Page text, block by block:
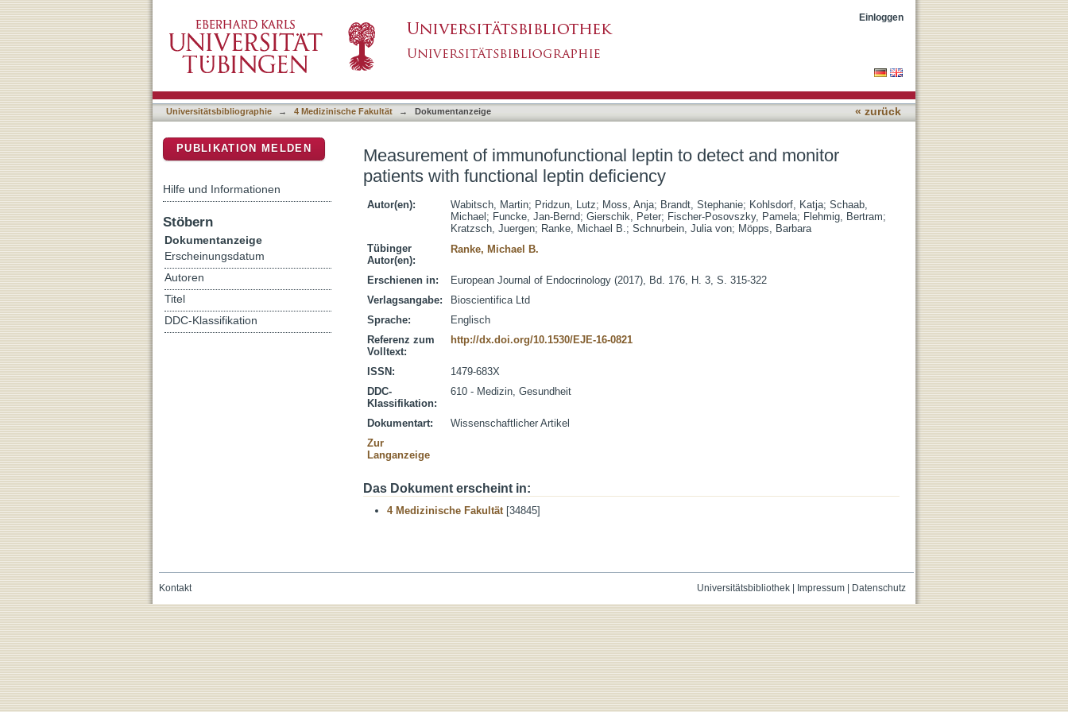
deficiency
Einloggen
Universitätsbibliographie → 4 Medizinische Fakultät → Dokumentanzeige « zurück
Measurement of immunofunctional leptin to detect and monitor
patients with functional leptin deficiency
Autor(en): Wabitsch, Martin; Pridzun, Lutz; Moss, Anja; Brandt, Stephanie; Kohlsdorf, Katja; Schaab,
Michael ; Funcke, Jan-Bernd; Gierschik, Peter; Fischer-Posovszky, Pamela; Flehmig, Bertram;
Kratzsch, Juergen; Ranke, Michael B.; Schnurbein, Julia von; Möpps, Barbara
Tübinger
Autor(en):
Ranke, Michael B.
Erschienen in:
European Journal of Endocrinology (2017), Bd. 176, H. 3, S. 315-322
Verlagsangabe:
Bioscientifica Ltd
Sprache:
Englisch
Referenz zum
Volltext:
http://dx.doi.org/10.1530/EJE-16-0821
ISSN:
1479-683X
DDC-
Klassifikation:
610 - Medizin, Gesundheit
Dokumentart:
Wissenschaftlicher Artikel
Zur
Langanzeige
Das Dokument erscheint in:
4 Medizinische Fakultät[34845]
PUBLIKATION MELDEN
Hilfe und Informationen
Stöbern
Dokumentanzeige
Erscheinungsdatum
Autoren
Titel
DDC-Klassifikation
Universitätsbibliothek| Impressum| Datenschutz
Kontakt